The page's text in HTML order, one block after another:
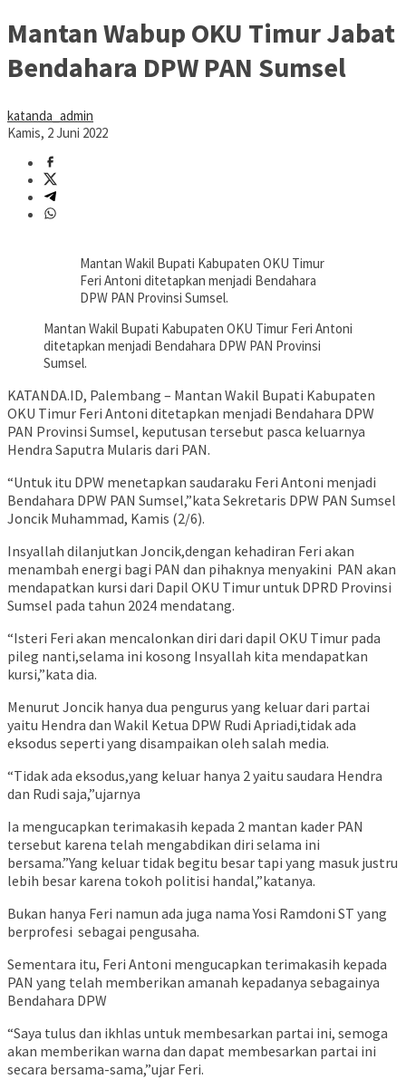
Mantan Wabup OKU Timur Jabat
Bendahara DPW PAN Sumsel
katanda_admin
Kamis, 2 Juni 2022
Mantan Wakil Bupati Kabupaten OKU Timur
Feri Antoni ditetapkan menjadi Bendahara
DPW PAN Provinsi Sumsel.
Mantan Wakil Bupati Kabupaten OKU Timur Feri Antoni
ditetapkan menjadi Bendahara DPW PAN Provinsi
Sumsel.
KATANDA.ID, Palembang – Mantan Wakil Bupati Kabupaten
OKU Timur Feri Antoni ditetapkan menjadi Bendahara DPW
PAN Provinsi Sumsel, keputusan tersebut pasca keluarnya
Hendra Saputra Mularis dari PAN.
“Untuk itu DPW menetapkan saudaraku Feri Antoni menjadi
Bendahara DPW PAN Sumsel,”kata Sekretaris DPW PAN Sumsel
Joncik Muhammad, Kamis (2/6).
Insyallah dilanjutkan Joncik,dengan kehadiran Feri akan
menambah energi bagi PAN dan pihaknya menyakini PAN akan
mendapatkan kursi dari Dapil OKU Timur untuk DPRD Provinsi
Sumsel pada tahun 2024 mendatang.
“Isteri Feri akan mencalonkan diri dari dapil OKU Timur pada
pileg nanti,selama ini kosong Insyallah kita mendapatkan
kursi,”kata dia.
Menurut Joncik hanya dua pengurus yang keluar dari partai
yaitu Hendra dan Wakil Ketua DPW Rudi Apriadi,tidak ada
eksodus seperti yang disampaikan oleh salah media.
“Tidak ada eksodus,yang keluar hanya 2 yaitu saudara Hendra
dan Rudi saja,”ujarnya
Ia mengucapkan terimakasih kepada 2 mantan kader PAN
tersebut karena telah mengabdikan diri selama ini
bersama.”Yang keluar tidak begitu besar tapi yang masuk justru
lebih besar karena tokoh politisi handal,”katanya.
Bukan hanya Feri namun ada juga nama Yosi Ramdoni ST yang
berprofesi sebagai pengusaha.
Sementara itu, Feri Antoni mengucapkan terimakasih kepada
PAN yang telah memberikan amanah kepadanya sebagainya
Bendahara DPW
“Saya tulus dan ikhlas untuk membesarkan partai ini, semoga
akan memberikan warna dan dapat membesarkan partai ini
secara bersama-sama,”ujar Feri.